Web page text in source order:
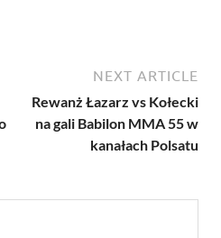
NEXT ARTICLE
Rewanż Łazarz vs Kołecki
na gali Babilon MMA 55 w
kanałach Polsatu